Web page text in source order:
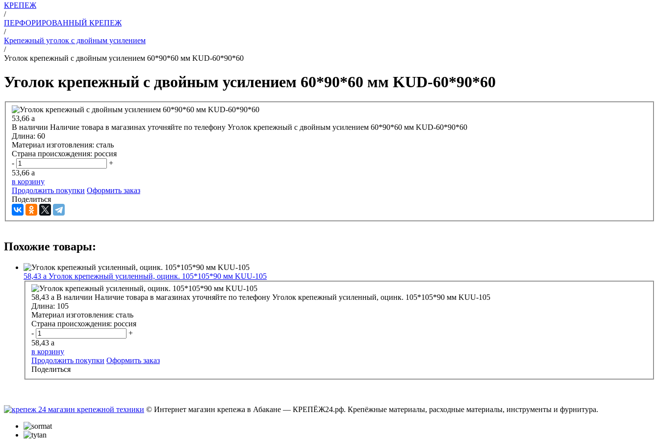
КРЕПЕЖ
/
ПЕРФОРИРОВАННЫЙ КРЕПЕЖ
/
Крепежный уголок с двойным усилением
/
Уголок крепежный с двойным усилением 60*90*60 мм KUD-60*90*60
Уголок крепежный с двойным усилением 60*90*60 мм KUD-60*90*60
53,66 a
В наличии Наличие товара в магазинах уточняйте по телефону Уголок крепежный с двойным усилением 60*90*60 мм KUD-60*90*60
Длина: 60
Материал изготовления: сталь
Страна происхождения: россия
-
+
53,66 a
в корзину
Продолжить покупки Оформить заказ
Поделиться
Похожие товары:
58,43 a Уголок крепежный усиленный, оцинк. 105*105*90 мм KUU-105
58,43 a В наличии Наличие товара в магазинах уточняйте по телефону Уголок крепежный усиленный, оцинк. 105*105*90 мм KUU-105
Длина: 105
Материал изготовления: сталь
Страна происхождения: россия
-
+
58,43 a
в корзину
Продолжить покупки Оформить заказ
Поделиться
© Интернет магазин крепежа в Абакане — КРЕПЁЖ24.рф. Крепёжные материалы, расходные материалы, инструменты и фурнитура.